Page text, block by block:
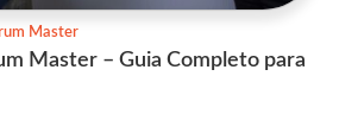
Master
Master – Guia Completo para